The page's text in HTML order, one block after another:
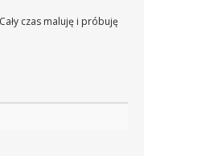
czas maluję i próbuję